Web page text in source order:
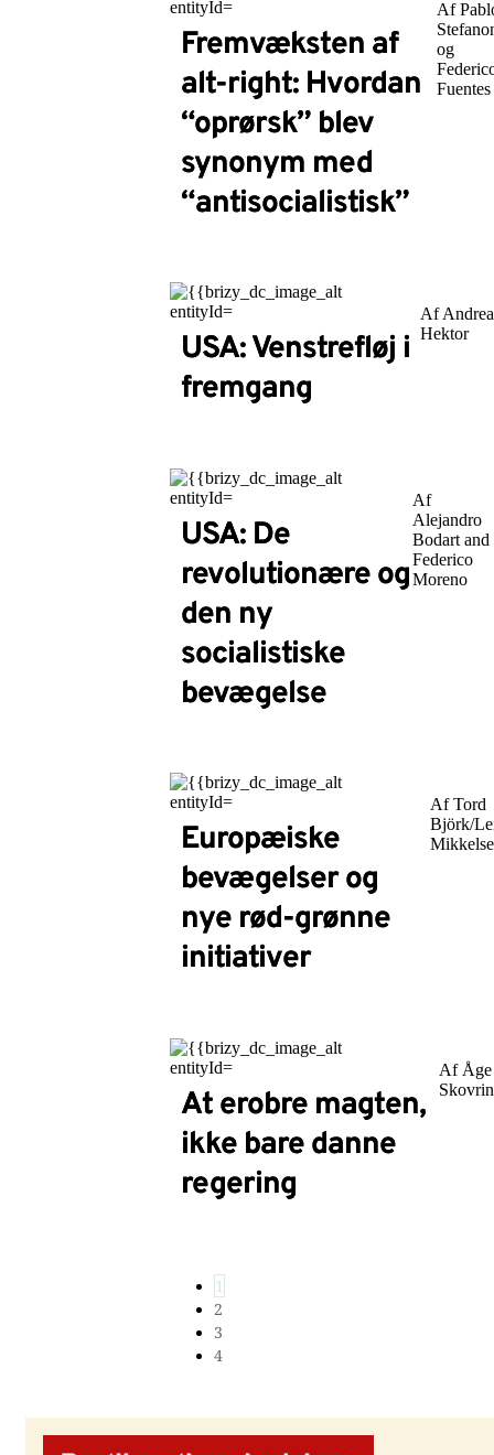
Fremvæksten af
alt-right: Hvordan
“oprørsk” blev
synonym med
“antisocialistisk”
Af
og
Fuentes
USA: Venstrefløj i
fremgang
Af Andrea
Hektor
USA: De
revolutionære og
den ny
socialistiske
bevægelse
Af
Alejandro
Bodart and
Federico
Moreno
Europæiske
bevægelser og
nye rød-grønne
initiativer
Af Tord
Björk/
At erobre magten,
ikke bare danne
regering
Af Åge
1
2
3
4